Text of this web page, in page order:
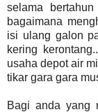
selama
bagaimana
isi ulang galon
kering
usaha depot air
tikar gara gara
Bagi anda yang